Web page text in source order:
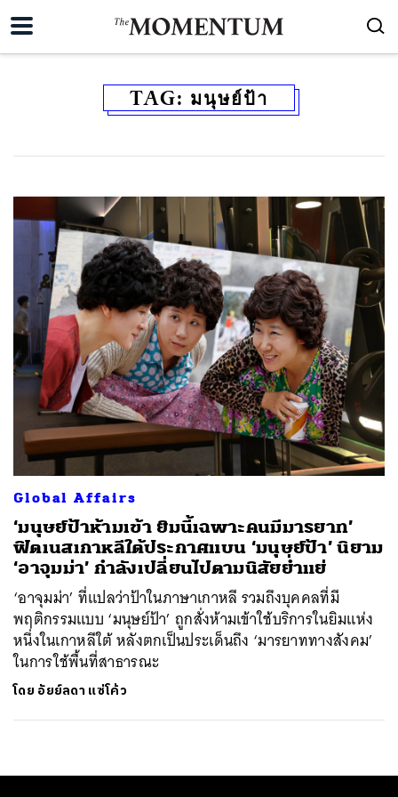
TAG: มนุษย์ป้า
Global Affairs
‘มนุษย์ป้าห้ามเข้า ยิมนี้เฉพาะคนมีมารยาท’
ฟิตเนสเกาหลีใต้ประกาศแบน ‘มนุษย์ป้า’ นิยาม
‘อาจุมม่า’ กำลังเปลี่ยนไปตามนิสัยย่ำแย่
‘อาจุมม่า’ ที่แปลว่าป้าในภาษาเกาหลี รวมถึงบุคคลที่มี
พฤติกรรมแบบ ‘มนุษย์ป้า’ ถูกสั่งห้ามเข้าใช้บริการในยิมแห่ง
หนึ่งในเกาหลีใต้ หลังตกเป็นประเด็นถึง ‘มารยาททางสังคม’
ในการใช้พื้นที่สาธารณะ
โดย อัยย์ลดา แซ่โค้ว
SHARE TWEET LINE EMAIL